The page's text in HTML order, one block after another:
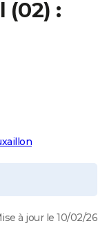
(02) :
à jour le 10/02/26